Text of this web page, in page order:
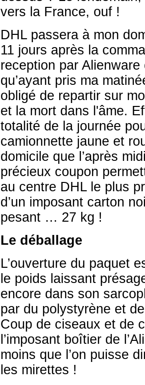
vers la France, ouf !
DHL passera à mon
11 jours après la
reception par
qu’ayant pris ma
obligé de repartir sur
et la mort dans l'âme.
totalité de la journée
camionnette jaune et
domicile que l’après
précieux coupon
au centre DHL le plus
d’un imposant carton
pesant … 27 kg !
Le déballage
L’ouverture du paquet
le poids laissant
encore dans son
par du polystyrène et
Coup de ciseaux et de
l’imposant boîtier de
moins que l’on puisse
les mirettes !